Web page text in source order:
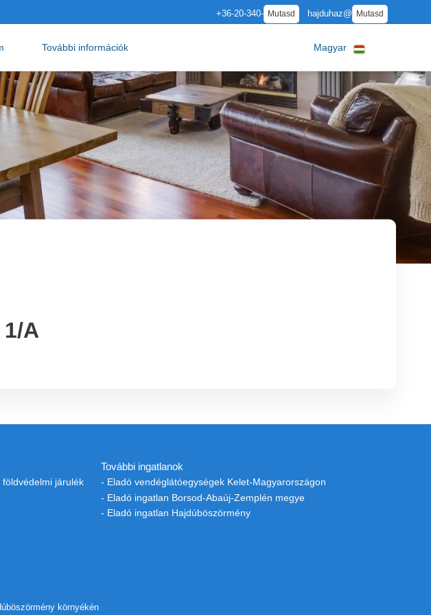
+36-20-340- Mutasd hajduhaz@ Mutasd
További információk Magyar
1/A
járulék
További ingatlanok
- Eladó vendéglátóegységek Kelet-Magyarországon
- Eladó ingatlan Borsod-Abaúj-Zemplén megye
- Eladó ingatlan Hajdúböszörmény
környékén